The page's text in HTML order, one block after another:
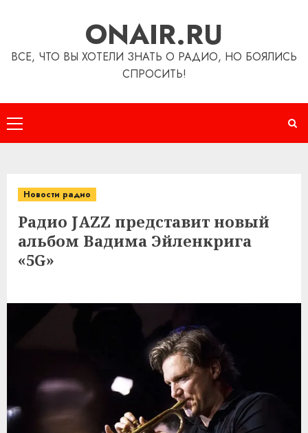
ONAIR.RU
ВСЕ, ЧТО ВЫ ХОТЕЛИ ЗНАТЬ О РАДИО, НО БОЯЛИСЬ
СПРОСИТЬ!
Основное
меню
Новости радио
Радио JAZZ представит новый
альбом Вадима Эйленкрига
«5G»